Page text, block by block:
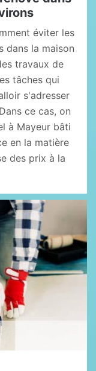
éviter les
dans la maison
travaux de
tâches qui
s'adresser
ce cas, on
à Mayeur bâti
en la matière
des prix à la